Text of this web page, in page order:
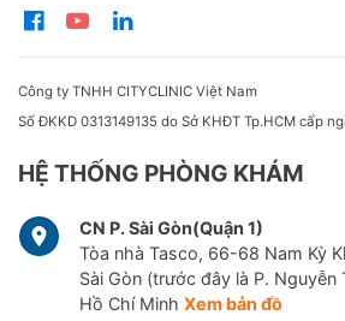
Công ty TNHH CITYCLINIC Việt Nam
Số ĐKKD 0313149135 do Sở KHĐT Tp.HCM cấp
HỆ THỐNG PHÒNG KHÁM
CN P. Sài Gòn(Quận 1)
Tòa nhà Tasco, 66-68 Nam Kỳ
Sài Gòn (trước đây là P. Nguyễn
Hồ Chí Minh Xem bản đồ